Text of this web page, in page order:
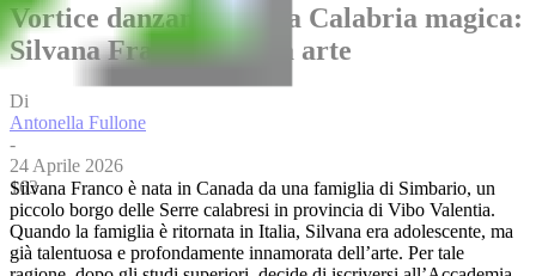
Vortice danzante in una Calabria magica:
Silvana Franco e la sua arte
Di
Antonella Fullone
-
24 Aprile 2026
163
Silvana Franco è nata in Canada da una famiglia di Simbario, un
piccolo borgo delle Serre calabresi in provincia di Vibo Valentia.
Quando la famiglia è ritornata in Italia, Silvana era adolescente, ma
già talentuosa e profondamente innamorata dell’arte. Per tale